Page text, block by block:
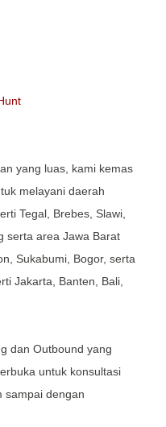
yang luas, kami kemas
melayani daerah
Tegal, Brebes, Slawi,
serta area Jawa Barat
Sukabumi, Bogor, serta
Jakarta, Banten, Bali,
dan Outbound yang
untuk konsultasi
sampai dengan